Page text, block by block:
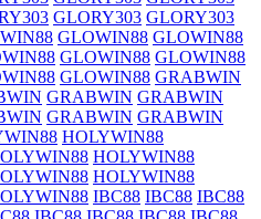
GLORY303 GLORY303
GLOWIN88 GLOWIN88
GLOWIN88 GLOWIN88
GLOWIN88 GRABWIN
GRABWIN GRABWIN
GRABWIN GRABWIN
HOLYWIN88
HOLYWIN88
HOLYWIN88
IBC88 IBC88 IBC88